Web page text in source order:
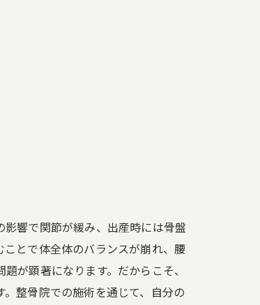
響で関節が緩み、出産時には骨盤
とで体全体のバランスが崩れ、腰
が顕著になります。だからこそ、
整骨院での施術を通じて、自分の